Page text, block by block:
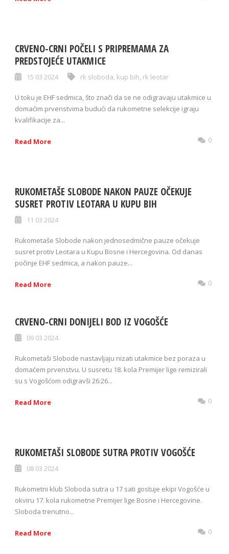
CRVENO-CRNI POČELI S PRIPREMAMA ZA
PREDSTOJEĆE UTAKMICE
15 03 2024 rk sloboda, kup bih, rk leotar
U toku je EHF sedmica, što znači da se ne odigravaju utakmice u
domaćim prvenstvima budući da rukometne selekcije igraju
kvalifikacije za...
Read More 0
RUKOMETAŠE SLOBODE NAKON PAUZE OČEKUJE
SUSRET PROTIV LEOTARA U KUPU BIH
11 03 2024
Rukometaše Slobode nakon jednosedmične pauze očekuje
susret protiv Leotara u Kupu Bosne i Hercegovina. Od danas
počinje EHF sedmica, a nakon pauze...
Read More 0
CRVENO-CRNI DONIJELI BOD IZ VOGOŠĆE
09 03 2024
Rukometaši Slobode nastavljaju nizati utakmice bez poraza u
domaćem prvenstvu. U susretu 18. kola Premijer lige remizirali
su s Vogošćom odigravši 26:26...
Read More 0
RUKOMETAŠI SLOBODE SUTRA PROTIV VOGOŠĆE
08 03 2024
Rukometni klub Sloboda sutra u 17 sati gostuje ekipi Vogošće u
okviru 17. kola rukometne Premijer lige Bosne i Hercegovine.
Sloboda trenutno...
Read More 0